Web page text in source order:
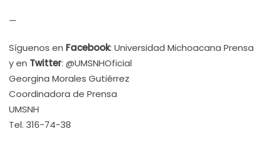
—
Síguenos en Facebook: Universidad Michoacana Prensa
y en Twitter: @UMSNHOficial
Georgina Morales Gutiérrez
Coordinadora de Prensa
UMSNH
Tel. 316-74-38